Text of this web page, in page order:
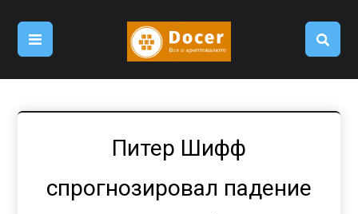
Питер Шифф
спрогнозировал падение